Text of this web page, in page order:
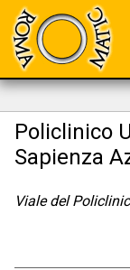
Policlinico
Sapienza
Viale del